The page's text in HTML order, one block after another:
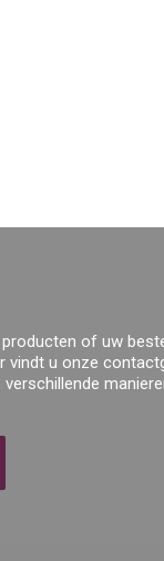
of uw
vindt u onze
verschillende